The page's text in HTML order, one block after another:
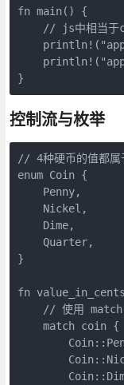
fn main() {
// js中相当
}
控制流与枚举
// 4种硬币的值都
enum Coin {
    Penny,
    Nickel,
    Dime,
    Quarter,
}
fn
// 使用 match
    match coin {